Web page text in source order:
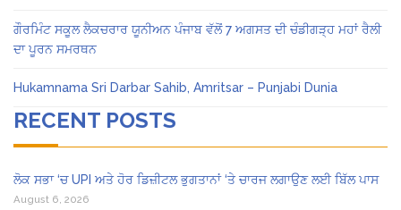
ਗੌਰਮਿੰਟ ਸਕੂਲ ਲੈਕਚਰਾਰ ਯੂਨੀਅਨ ਪੰਜਾਬ ਵੱਲੋਂ 7 ਅਗਸਤ ਦੀ ਚੰਡੀਗੜ੍ਹ ਮਹਾਂ ਰੈਲੀ
ਦਾ ਪੂਰਨ ਸਮਰਥਨ
Hukamnama Sri Darbar Sahib, Amritsar – Punjabi Dunia
RECENT POSTS
ਲੋਕ ਸਭਾ ‘ਚ UPI ਅਤੇ ਹੋਰ ਡਿਜ਼ੀਟਲ ਭੁਗਤਾਨਾਂ ‘ਤੇ ਚਾਰਜ ਲਗਾਉਣ ਲਈ ਬਿੱਲ ਪਾਸ
August 6, 2026